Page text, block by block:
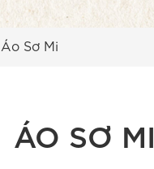
Áo Sơ Mi
ÁO SƠ MI